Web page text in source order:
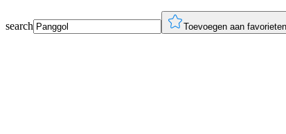
search Toevoegen aan favorieten